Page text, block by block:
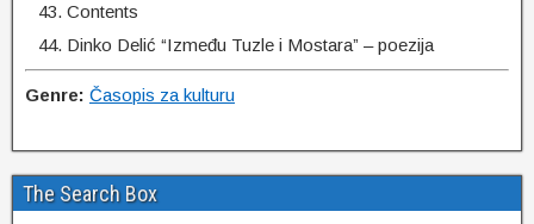
Contents
Dinko Delić “Između Tuzle i Mostara” – poezija
Genre: Časopis za kulturu
The Search Box